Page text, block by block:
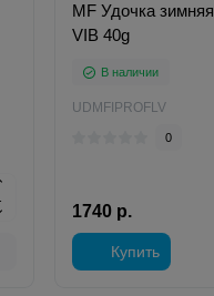
MF Удочка
VIB 40g
В наличии
UDMFIPROFLV
0
1740 р.
Купить